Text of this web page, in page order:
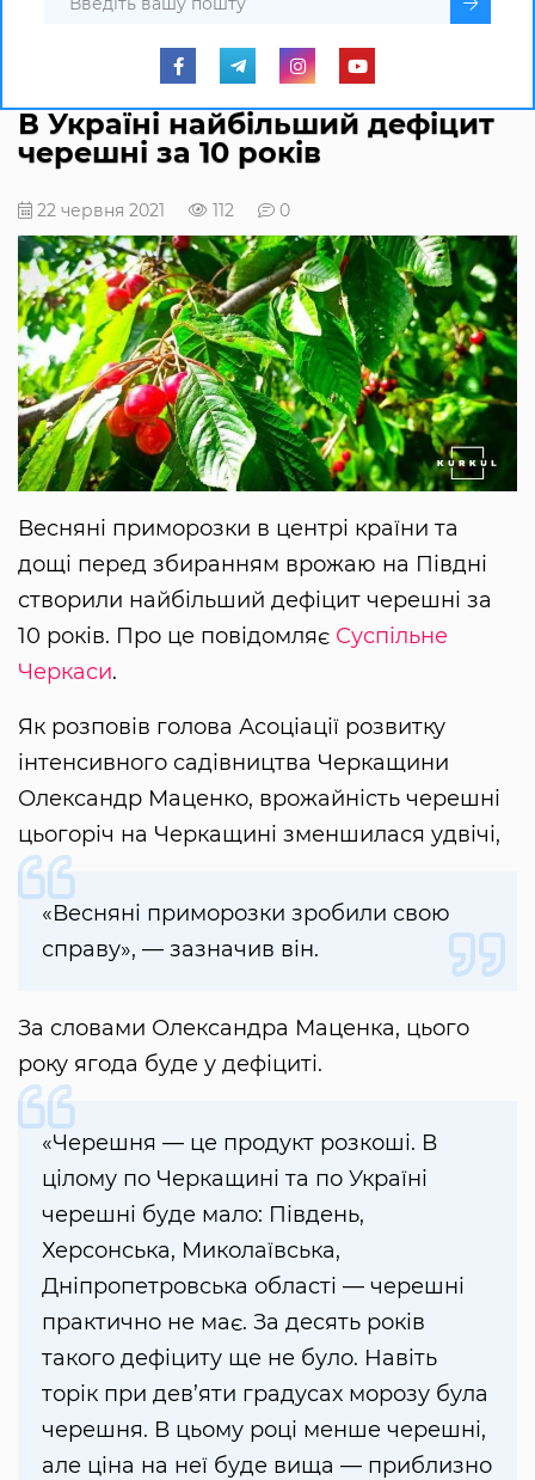
В Україні найбільший дефіцит
черешні за 10 років
22 червня 2021 112 0
Весняні приморозки в центрі країни та
дощі перед збиранням врожаю на Півдні
створили найбільший дефіцит черешні за
10 років. Про це повідомляє Суспільне
Черкаси.
Як розповів голова Асоціації розвитку
інтенсивного садівництва Черкащини
Олександр Маценко, врожайність черешні
цьогоріч на Черкащині зменшилася удвічі,
«Весняні приморозки зробили свою
справу», — зазначив він.
За словами Олександра Маценка, цього
року ягода буде у дефіциті.
«Черешня — це продукт розкоші. В
цілому по Черкащині та по Україні
черешні буде мало: Південь,
Херсонська, Миколаївська,
Дніпропетровська області — черешні
практично не має. За десять років
такого дефіциту ще не було. Навіть
торік при дев’яти градусах морозу була
черешня. В цьому році менше черешні,
але ціна на неї буде вища — приблизно